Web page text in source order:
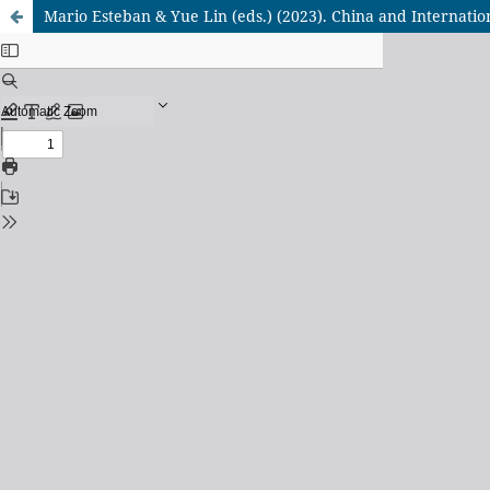
Mario Esteban & Yue Lin (eds.) (2023). China and